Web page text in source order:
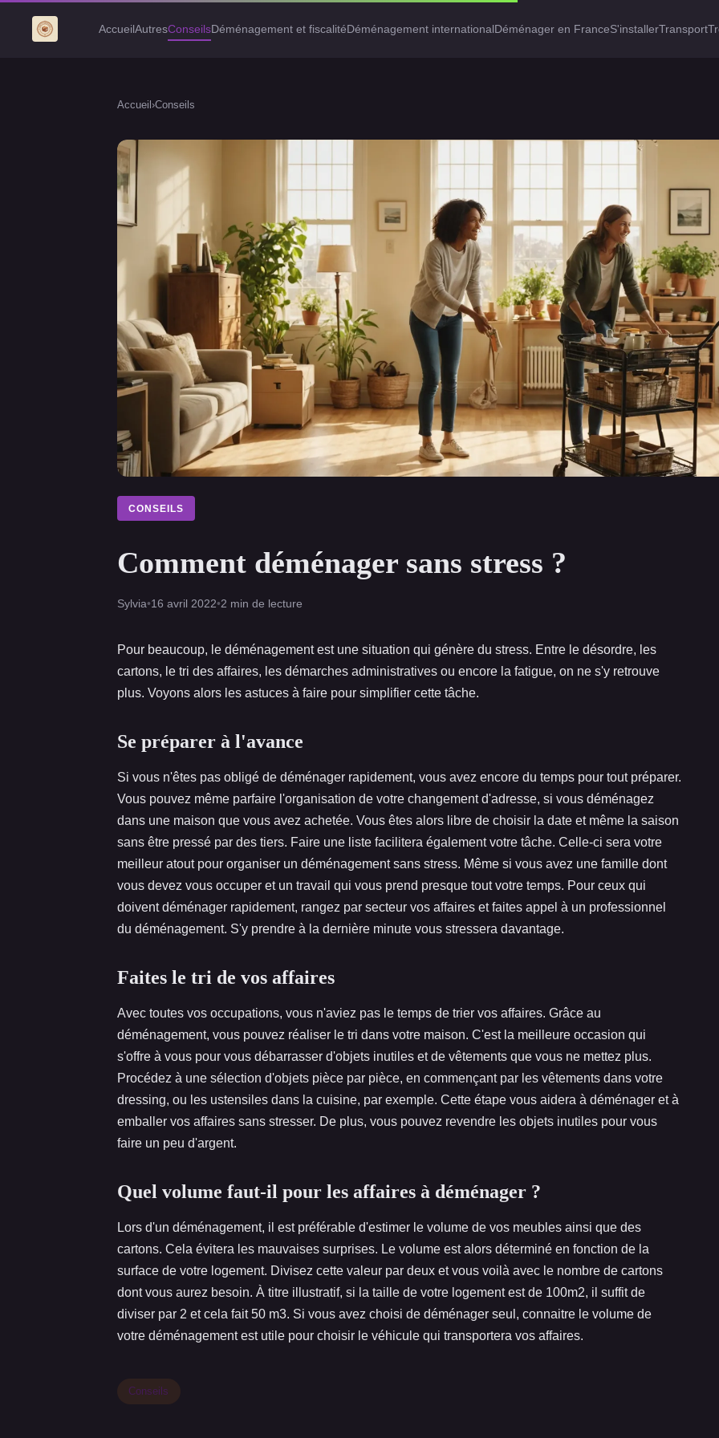
AccueilAutresConseilsDéménagement et fiscalitéDéménagement internationalDéménager en FranceS'installerTransport
Accueil ›Conseils
CONSEILS
Comment déménager sans stress ?
Sylvia•16 avril 2022•2 min de lecture
Pour beaucoup, le déménagement est une situation qui génère du stress. Entre le désordre, les
cartons, le tri des affaires, les démarches administratives ou encore la fatigue, on ne s'y retrouve
plus. Voyons alors les astuces à faire pour simplifier cette tâche.
Se préparer à l'avance
Si vous n'êtes pas obligé de déménager rapidement, vous avez encore du temps pour tout préparer.
Vous pouvez même parfaire l'organisation de votre changement d'adresse, si vous déménagez
dans une maison que vous avez achetée. Vous êtes alors libre de choisir la date et même la saison
sans être pressé par des tiers. Faire une liste facilitera également votre tâche. Celle-ci sera votre
meilleur atout pour organiser un déménagement sans stress. Même si vous avez une famille dont
vous devez vous occuper et un travail qui vous prend presque tout votre temps. Pour ceux qui
doivent déménager rapidement, rangez par secteur vos affaires et faites appel à un professionnel
du déménagement. S'y prendre à la dernière minute vous stressera davantage.
Faites le tri de vos affaires
Avec toutes vos occupations, vous n'aviez pas le temps de trier vos affaires. Grâce au
déménagement, vous pouvez réaliser le tri dans votre maison. C'est la meilleure occasion qui
s'offre à vous pour vous débarrasser d'objets inutiles et de vêtements que vous ne mettez plus.
Procédez à une sélection d'objets pièce par pièce, en commençant par les vêtements dans votre
dressing, ou les ustensiles dans la cuisine, par exemple. Cette étape vous aidera à déménager et à
emballer vos affaires sans stresser. De plus, vous pouvez revendre les objets inutiles pour vous
faire un peu d'argent.
Quel volume faut-il pour les affaires à déménager ?
Lors d'un déménagement, il est préférable d'estimer le volume de vos meubles ainsi que des
cartons. Cela évitera les mauvaises surprises. Le volume est alors déterminé en fonction de la
surface de votre logement. Divisez cette valeur par deux et vous voilà avec le nombre de cartons
dont vous aurez besoin. À titre illustratif, si la taille de votre logement est de 100m2, il suffit de
diviser par 2 et cela fait 50 m3. Si vous avez choisi de déménager seul, connaitre le volume de
votre déménagement est utile pour choisir le véhicule qui transportera vos affaires.
Conseils